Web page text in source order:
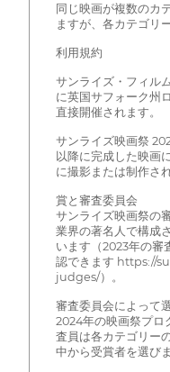
同じ映画が複数のカ
ますが、各カテゴリ
利用規約
サンライズ・フィル
に英国サフォーク州
直接開催されます。
サンライズ映画祭
以降に完成した映画
に撮影または制作さ
賞と審査委員会
サンライズ映画祭の
業界の著名人で構成
います（2023年の審
認できます https://
judges/）。
審査委員会によって
2024年の映画祭プロ
査員は各カテゴリー
中から受賞者を選びま